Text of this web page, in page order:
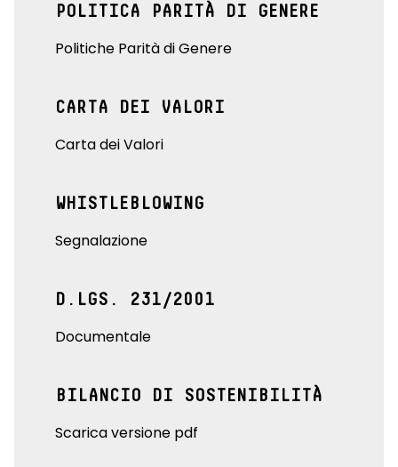
POLITICA PARITÀ DI GENERE
Politiche Parità di Genere
CARTA DEI VALORI
Carta dei Valori
WHISTLEBLOWING
Segnalazione
D.LGS. 231/2001
Documentale
BILANCIO DI SOSTENIBILITÀ
Scarica versione pdf